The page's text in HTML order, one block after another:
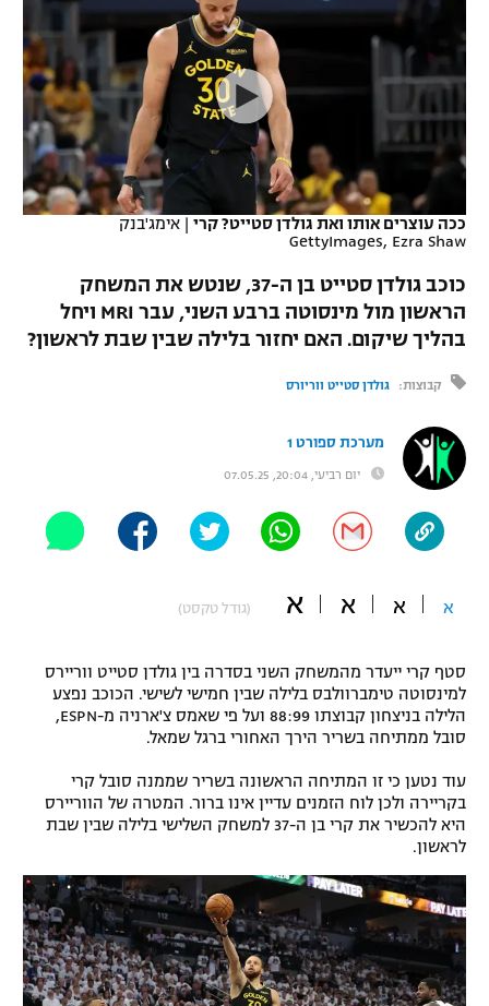
VOD
רץ ברשת
תוצאות
לוח שידורים
ברחבה
"מעל הליגה" – פודקאסט
"מחצית בשכונה" – פודקאסט
משתתפים וזוכים בפרסים
תקנון עבור פעילות אלקטרה
טניס
גיימינג E-Sports
תנאי שימוש
מדיניות פרטיות
תקנון פעילות ספורט 1
נבחרת ישראל
מכבי חיפה
בית"ר ירושלים
מכבי תל אביב
הפועל תל אביב
הפועל חיפה
הפועל באר שבע
מכבי נתניה
בני יהודה
ליגה ספרדית
ליגה איטלקית
ליגה צרפתית
ליגה הולנדית
ליגה סינית
מכבי תל אביב
הפועל חולון
הפועל ירושלים
דני אבדיה
יורוקאפ
טניס
כדוריד
כדורעף
שחייה
אגרוף
ספורט אולימפי
UFC
היאבקות WWE
אופניים
פוטבול אמריקאי NFL
בייסבול MLB
ספורט אתגרי ואקסטרים
אומנויות לחימה
גיימינג E-Sports
ככה עוצרים אותו ואת גולדן סטייט? קרי | אימג'בנק
GettyImages, Ezra Shaw
כוכב גולדן סטייט בן ה-37, שנטש את המשחק
הראשון מול מינסוטה ברבע השני, עבר MRI ויחל
בהליך שיקום. האם יחזור בלילה שבין שבת לראשון?
קבוצות: גולדן סטייט ווריורס
מערכת ספורט 1
יום רביעי, 20:04, 07.05.25
א א א א (גודל טקסט)
סטף קרי ייעדר מהמשחק השני בסדרה בין גולדן סטייט ווריירס
למינסוטה טימברוולבס בלילה שבין חמישי לשישי. הכוכב נפצע
הלילה בניצחון קבוצתו 88:99 ועל פי שאמס צ'ארניה מ-ESPN,
סובל ממתיחה בשריר הירך האחורי ברגל שמאל.
עוד נטען כי זו המתיחה הראשונה בשריר שממנה סובל קרי
בקריירה ולכן לוח הזמנים עדיין אינו ברור. המטרה של הווריירס
היא להכשיר את קרי בן ה-37 למשחק השלישי בלילה שבין שבת
לראשון.